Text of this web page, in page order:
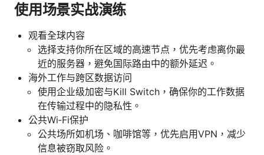
使用场景实战演练
观看全球内容
选择支持你所在区域的高速节点，优先考虑离你最
近的服务器，避免国际路由中的额外延迟。
海外工作与跨区数据访问
使用企业级加密与Kill Switch，确保你的工作数据
在传输过程中的隐私性。
公共Wi‑Fi保护
公共场所如机场、咖啡馆等，优先启用VPN，减少
信息被窃取风险。